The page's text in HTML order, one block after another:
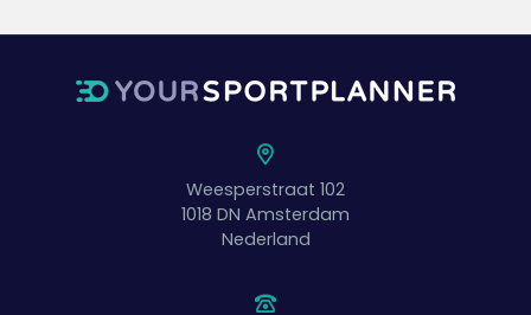
Weesperstraat 102
1018 DN Amsterdam
Nederland